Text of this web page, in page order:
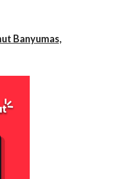
Banyumas,